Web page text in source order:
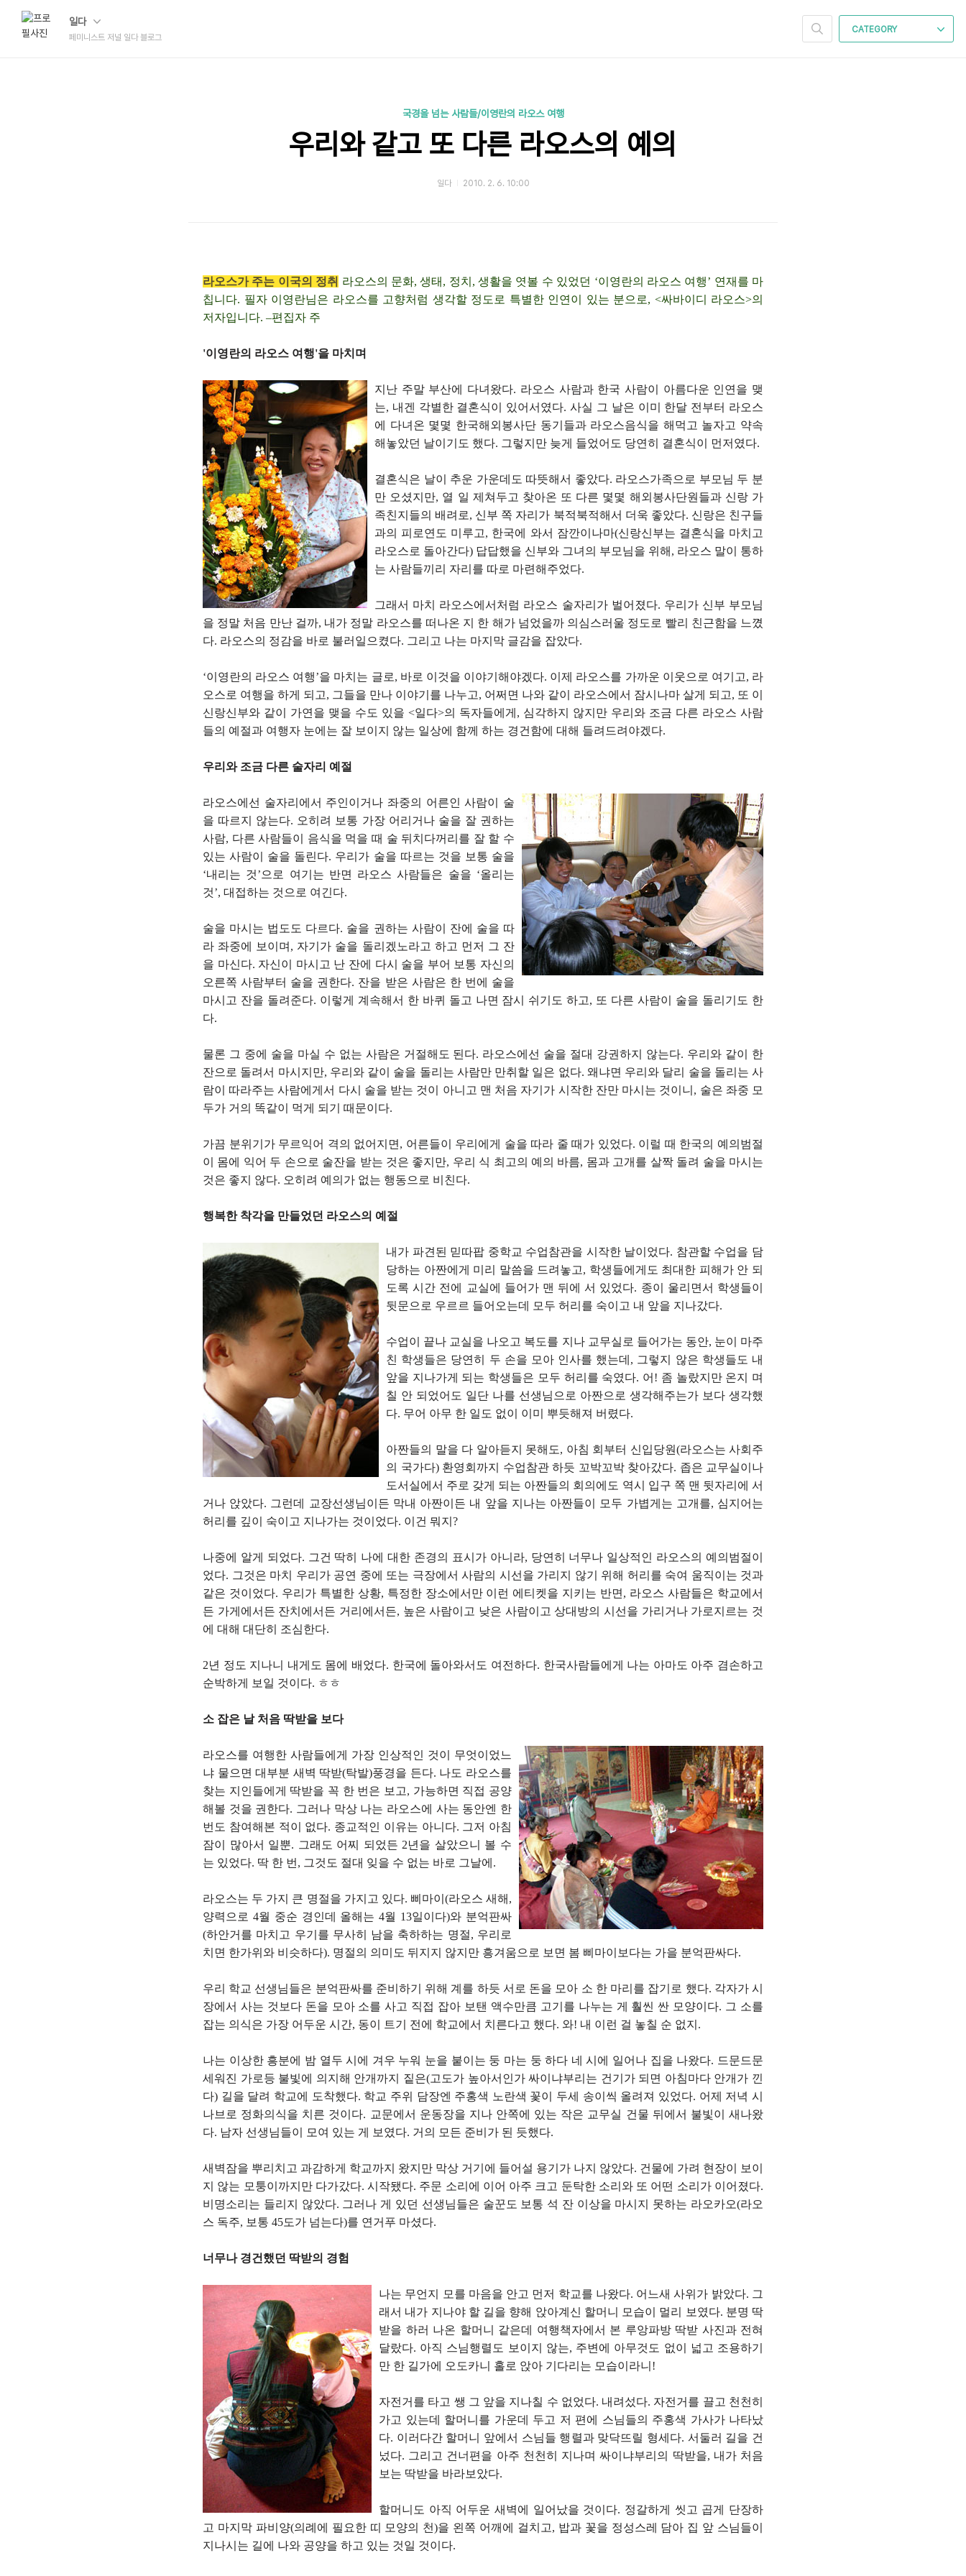
일다
페미니스트 저널 일다 블로그
CATEGORY
국경을 넘는 사람들/이영란의 라오스 여행
우리와 같고 또 다른 라오스의 예의
일다 2010. 2. 6. 10:00
라오스가 주는 이국의 정취 라오스의 문화, 생태, 정치, 생활을 엿볼 수 있었던 ‘이영란의 라오스 여행’ 연재를 마
칩니다. 필자 이영란님은 라오스를 고향처럼 생각할 정도로 특별한 인연이 있는 분으로, <싸바이디 라오스>의
저자입니다. –편집자 주
'이영란의 라오스 여행'을 마치며
지난 주말 부산에 다녀왔다. 라오스 사람과 한국 사람이 아름다운 인연을 맺
는, 내겐 각별한 결혼식이 있어서였다. 사실 그 날은 이미 한달 전부터 라오스
에 다녀온 몇몇 한국해외봉사단 동기들과 라오스음식을 해먹고 놀자고 약속
해놓았던 날이기도 했다. 그렇지만 늦게 들었어도 당연히 결혼식이 먼저였다.
결혼식은 날이 추운 가운데도 따뜻해서 좋았다. 라오스가족으로 부모님 두 분
만 오셨지만, 열 일 제쳐두고 찾아온 또 다른 몇몇 해외봉사단원들과 신랑 가
족친지들의 배려로, 신부 쪽 자리가 북적북적해서 더욱 좋았다. 신랑은 친구들
과의 피로연도 미루고, 한국에 와서 잠깐이나마(신랑신부는 결혼식을 마치고
라오스로 돌아간다) 답답했을 신부와 그녀의 부모님을 위해, 라오스 말이 통하
는 사람들끼리 자리를 따로 마련해주었다.
그래서 마치 라오스에서처럼 라오스 술자리가 벌어졌다. 우리가 신부 부모님
을 정말 처음 만난 걸까, 내가 정말 라오스를 떠나온 지 한 해가 넘었을까 의심스러울 정도로 빨리 친근함을 느꼈
다. 라오스의 정감을 바로 불러일으켰다. 그리고 나는 마지막 글감을 잡았다.
‘이영란의 라오스 여행’을 마치는 글로, 바로 이것을 이야기해야겠다. 이제 라오스를 가까운 이웃으로 여기고, 라
오스로 여행을 하게 되고, 그들을 만나 이야기를 나누고, 어쩌면 나와 같이 라오스에서 잠시나마 살게 되고, 또 이
신랑신부와 같이 가연을 맺을 수도 있을 <일다>의 독자들에게, 심각하지 않지만 우리와 조금 다른 라오스 사람
들의 예절과 여행자 눈에는 잘 보이지 않는 일상에 함께 하는 경건함에 대해 들려드려야겠다.
우리와 조금 다른 술자리 예절
라오스에선 술자리에서 주인이거나 좌중의 어른인 사람이 술
을 따르지 않는다. 오히려 보통 가장 어리거나 술을 잘 권하는
사람, 다른 사람들이 음식을 먹을 때 술 뒤치다꺼리를 잘 할 수
있는 사람이 술을 돌린다. 우리가 술을 따르는 것을 보통 술을
‘내리는 것’으로 여기는 반면 라오스 사람들은 술을 ‘올리는
것’, 대접하는 것으로 여긴다.
술을 마시는 법도도 다르다. 술을 권하는 사람이 잔에 술을 따
라 좌중에 보이며, 자기가 술을 돌리겠노라고 하고 먼저 그 잔
을 마신다. 자신이 마시고 난 잔에 다시 술을 부어 보통 자신의
오른쪽 사람부터 술을 권한다. 잔을 받은 사람은 한 번에 술을
마시고 잔을 돌려준다. 이렇게 계속해서 한 바퀴 돌고 나면 잠시 쉬기도 하고, 또 다른 사람이 술을 돌리기도 한
다.
물론 그 중에 술을 마실 수 없는 사람은 거절해도 된다. 라오스에선 술을 절대 강권하지 않는다. 우리와 같이 한
잔으로 돌려서 마시지만, 우리와 같이 술을 돌리는 사람만 만취할 일은 없다. 왜냐면 우리와 달리 술을 돌리는 사
람이 따라주는 사람에게서 다시 술을 받는 것이 아니고 맨 처음 자기가 시작한 잔만 마시는 것이니, 술은 좌중 모
두가 거의 똑같이 먹게 되기 때문이다.
가끔 분위기가 무르익어 격의 없어지면, 어른들이 우리에게 술을 따라 줄 때가 있었다. 이럴 때 한국의 예의범절
이 몸에 익어 두 손으로 술잔을 받는 것은 좋지만, 우리 식 최고의 예의 바름, 몸과 고개를 살짝 돌려 술을 마시는
것은 좋지 않다. 오히려 예의가 없는 행동으로 비친다.
행복한 착각을 만들었던 라오스의 예절
내가 파견된 믿따팝 중학교 수업참관을 시작한 날이었다. 참관할 수업을 담
당하는 아짠에게 미리 말씀을 드려놓고, 학생들에게도 최대한 피해가 안 되
도록 시간 전에 교실에 들어가 맨 뒤에 서 있었다. 종이 울리면서 학생들이
뒷문으로 우르르 들어오는데 모두 허리를 숙이고 내 앞을 지나갔다.
수업이 끝나 교실을 나오고 복도를 지나 교무실로 들어가는 동안, 눈이 마주
친 학생들은 당연히 두 손을 모아 인사를 했는데, 그렇지 않은 학생들도 내
앞을 지나가게 되는 학생들은 모두 허리를 숙였다. 어! 좀 놀랐지만 온지 며
칠 안 되었어도 일단 나를 선생님으로 아짠으로 생각해주는가 보다 생각했
다. 무어 아무 한 일도 없이 이미 뿌듯해져 버렸다.
아짠들의 말을 다 알아듣지 못해도, 아침 회부터 신입당원(라오스는 사회주
의 국가다) 환영회까지 수업참관 하듯 꼬박꼬박 찾아갔다. 좁은 교무실이나
도서실에서 주로 갖게 되는 아짠들의 회의에도 역시 입구 쪽 맨 뒷자리에 서
거나 앉았다. 그런데 교장선생님이든 막내 아짠이든 내 앞을 지나는 아짠들이 모두 가볍게는 고개를, 심지어는
허리를 깊이 숙이고 지나가는 것이었다. 이건 뭐지?
나중에 알게 되었다. 그건 딱히 나에 대한 존경의 표시가 아니라, 당연히 너무나 일상적인 라오스의 예의범절이
었다. 그것은 마치 우리가 공연 중에 또는 극장에서 사람의 시선을 가리지 않기 위해 허리를 숙여 움직이는 것과
같은 것이었다. 우리가 특별한 상황, 특정한 장소에서만 이런 에티켓을 지키는 반면, 라오스 사람들은 학교에서
든 가게에서든 잔치에서든 거리에서든, 높은 사람이고 낮은 사람이고 상대방의 시선을 가리거나 가로지르는 것
에 대해 대단히 조심한다.
2년 정도 지나니 내게도 몸에 배었다. 한국에 돌아와서도 여전하다. 한국사람들에게 나는 아마도 아주 겸손하고
순박하게 보일 것이다. ㅎㅎ
소 잡은 날 처음 딱받을 보다
라오스를 여행한 사람들에게 가장 인상적인 것이 무엇이었느
냐 물으면 대부분 새벽 딱받(탁발)풍경을 든다. 나도 라오스를
찾는 지인들에게 딱받을 꼭 한 번은 보고, 가능하면 직접 공양
해볼 것을 권한다. 그러나 막상 나는 라오스에 사는 동안엔 한
번도 참여해본 적이 없다. 종교적인 이유는 아니다. 그저 아침
잠이 많아서 일뿐. 그래도 어찌 되었든 2년을 살았으니 볼 수
는 있었다. 딱 한 번, 그것도 절대 잊을 수 없는 바로 그날에.
라오스는 두 가지 큰 명절을 가지고 있다. 삐마이(라오스 새해,
양력으로 4월 중순 경인데 올해는 4월 13일이다)와 분억판싸
(하안거를 마치고 우기를 무사히 남을 축하하는 명절, 우리로
치면 한가위와 비슷하다). 명절의 의미도 뒤지지 않지만 흥겨움으로 보면 봄 삐마이보다는 가을 분억판싸다.
우리 학교 선생님들은 분억판싸를 준비하기 위해 계를 하듯 서로 돈을 모아 소 한 마리를 잡기로 했다. 각자가 시
장에서 사는 것보다 돈을 모아 소를 사고 직접 잡아 보탠 액수만큼 고기를 나누는 게 훨씬 싼 모양이다. 그 소를
잡는 의식은 가장 어두운 시간, 동이 트기 전에 학교에서 치른다고 했다. 와! 내 이런 걸 놓칠 순 없지.
나는 이상한 흥분에 밤 열두 시에 겨우 누워 눈을 붙이는 둥 마는 둥 하다 네 시에 일어나 집을 나왔다. 드문드문
세워진 가로등 불빛에 의지해 안개까지 짙은(고도가 높아서인가 싸이냐부리는 건기가 되면 아침마다 안개가 낀
다) 길을 달려 학교에 도착했다. 학교 주위 담장엔 주홍색 노란색 꽃이 두세 송이씩 올려져 있었다. 어제 저녁 시
나브로 정화의식을 치른 것이다. 교문에서 운동장을 지나 안쪽에 있는 작은 교무실 건물 뒤에서 불빛이 새나왔
다. 남자 선생님들이 모여 있는 게 보였다. 거의 모든 준비가 된 듯했다.
새벽잠을 뿌리치고 과감하게 학교까지 왔지만 막상 거기에 들어설 용기가 나지 않았다. 건물에 가려 현장이 보이
지 않는 모퉁이까지만 다가갔다. 시작됐다. 주문 소리에 이어 아주 크고 둔탁한 소리와 또 어떤 소리가 이어졌다.
비명소리는 들리지 않았다. 그러나 게 있던 선생님들은 술꾼도 보통 석 잔 이상을 마시지 못하는 라오카오(라오
스 독주, 보통 45도가 넘는다)를 연거푸 마셨다.
너무나 경건했던 딱받의 경험
나는 무언지 모를 마음을 안고 먼저 학교를 나왔다. 어느새 사위가 밝았다. 그
래서 내가 지나야 할 길을 향해 앉아계신 할머니 모습이 멀리 보였다. 분명 딱
받을 하러 나온 할머니 같은데 여행책자에서 본 루앙파방 딱받 사진과 전혀
달랐다. 아직 스님행렬도 보이지 않는, 주변에 아무것도 없이 넓고 조용하기
만 한 길가에 오도카니 홀로 앉아 기다리는 모습이라니!
자전거를 타고 쌩 그 앞을 지나칠 수 없었다. 내려섰다. 자전거를 끌고 천천히
가고 있는데 할머니를 가운데 두고 저 편에 스님들의 주홍색 가사가 나타났
다. 이러다간 할머니 앞에서 스님들 행렬과 맞닥뜨릴 형세다. 서둘러 길을 건
넜다. 그리고 건너편을 아주 천천히 지나며 싸이냐부리의 딱받을, 내가 처음
보는 딱받을 바라보았다.
할머니도 아직 어두운 새벽에 일어났을 것이다. 정갈하게 씻고 곱게 단장하
고 마지막 파비양(의례에 필요한 띠 모양의 천)을 왼쪽 어깨에 걸치고, 밥과 꽃을 정성스레 담아 집 앞 스님들이
지나시는 길에 나와 공양을 하고 있는 것일 것이다.